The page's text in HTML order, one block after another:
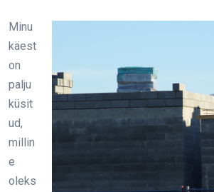
Minu
käest
on
palju
küsit
ud,
millin
e
oleks